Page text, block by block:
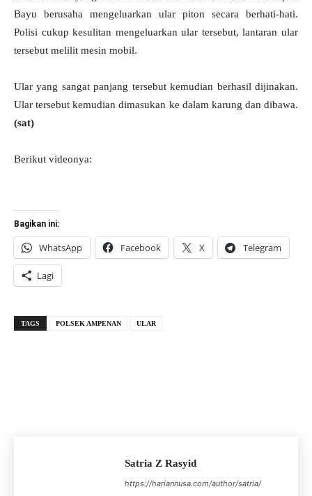
Bayu berusaha mengeluarkan ular piton secara berhati-hati.
Polisi cukup kesulitan mengeluarkan ular tersebut, lantaran ular
tersebut melilit mesin mobil.
Ular yang sangat panjang tersebut kemudian berhasil dijinakan.
Ular tersebut kemudian dimasukan ke dalam karung dan dibawa.
(sat)
Berikut videonya:
Bagikan ini:
WhatsApp Facebook X Telegram
Lagi
TAGS POLSEK AMPENAN ULAR
Satria Z Rasyid
https://hariannusa.com/author/satria/